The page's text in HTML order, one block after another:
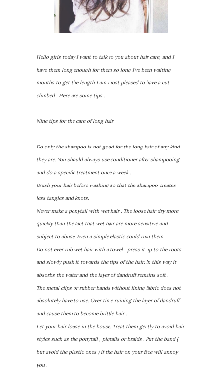
Hello girls today I want to talk to you about hair care, and I
have them long enough for them so long I've been waiting
months to get the length I am most pleased to have a cut
climbed . Here are some tips .
Nine tips for the care of long hair
Do only the shampoo is not good for the long hair of any kind
they are. You should always use conditioner after shampooing
and do a specific treatment once a week .
Brush your hair before washing so that the shampoo creates
less tangles and knots.
Never make a ponytail with wet hair . The loose hair dry more
quickly than the fact that wet hair are more sensitive and
subject to abuse. Even a simple elastic could ruin them.
Do not ever rub wet hair with a towel , press it up to the roots
and slowly push it towards the tips of the hair. In this way it
absorbs the water and the layer of dandruff remains soft .
The metal clips or rubber bands without lining fabric does not
absolutely have to use. Over time ruining the layer of dandruff
and cause them to become brittle hair .
Let your hair loose in the house. Treat them gently to avoid hair
styles such as the ponytail , pigtails or braids . Put the band (
but avoid the plastic ones ) if the hair on your face will annoy
you .